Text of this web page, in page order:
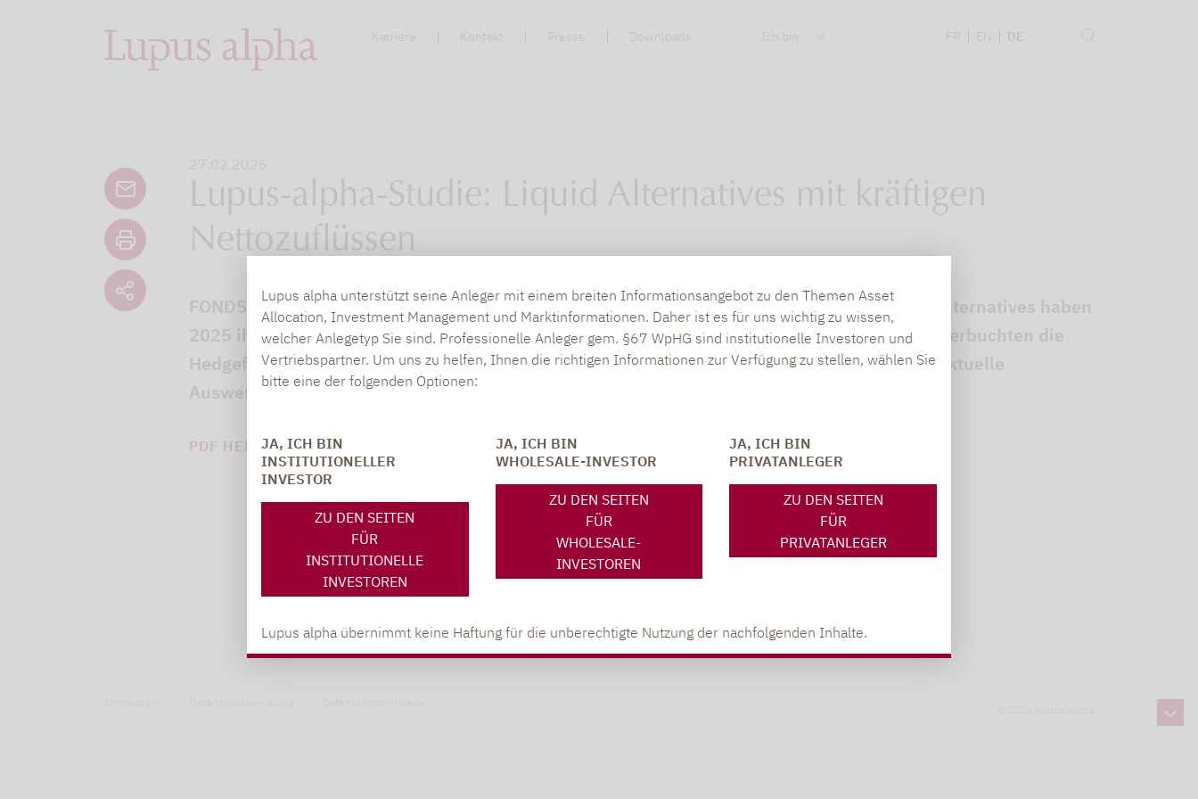
Karriere Kontakt Presse Downloads Ich bin ... FR EN DE
Lupus alpha unterstützt seine Anleger mit einem breiten Informationsangebot zu den Themen Asset
Allocation, Investment Management und Marktinformationen. Daher ist es für uns wichtig zu wissen,
welcher Anlegetyp Sie sind. Professionelle Anleger gem. §67 WpHG sind institutionelle Investoren und
Vertriebspartner. Um uns zu helfen, Ihnen die richtigen Informationen zur Verfügung zu stellen, wählen Sie
bitte eine der folgenden Optionen:
JA, ICH BIN
INSTITUTIONELLER
INVESTOR
ZU DEN SEITEN
FÜR
INSTITUTIONELLE
INVESTOREN
JA, ICH BIN
WHOLESALE-INVESTOR
ZU DEN SEITEN
FÜR
WHOLESALE-
INVESTOREN
JA, ICH BIN
PRIVATANLEGER
ZU DEN SEITEN
FÜR
PRIVATANLEGER
Lupus alpha übernimmt keine Haftung für die unberechtigte Nutzung der nachfolgenden Inhalte.
27.02.2026
Lupus-alpha-Studie: Liquid Alternatives mit kräftigen
Nettozuflüssen
FONDS professionell berichtet über unsere Liquid Alternative Studie und schreibt: “Liquid Alternatives haben
2025 ihr Comeback fortgesetzt, das sich seit Ende 2024 abzeichnete. Im Gesamtjahr 2025 verbuchten die
Hedgefonds im UCITS-Format hohe Nettozuflüsse von 26,4 Milliarden Euro. Das zeigt eine aktuelle
Auswertung der Fondsgesellschaft Lupus Alpha.”
PDF HERUNTERLADEN (305 KB)